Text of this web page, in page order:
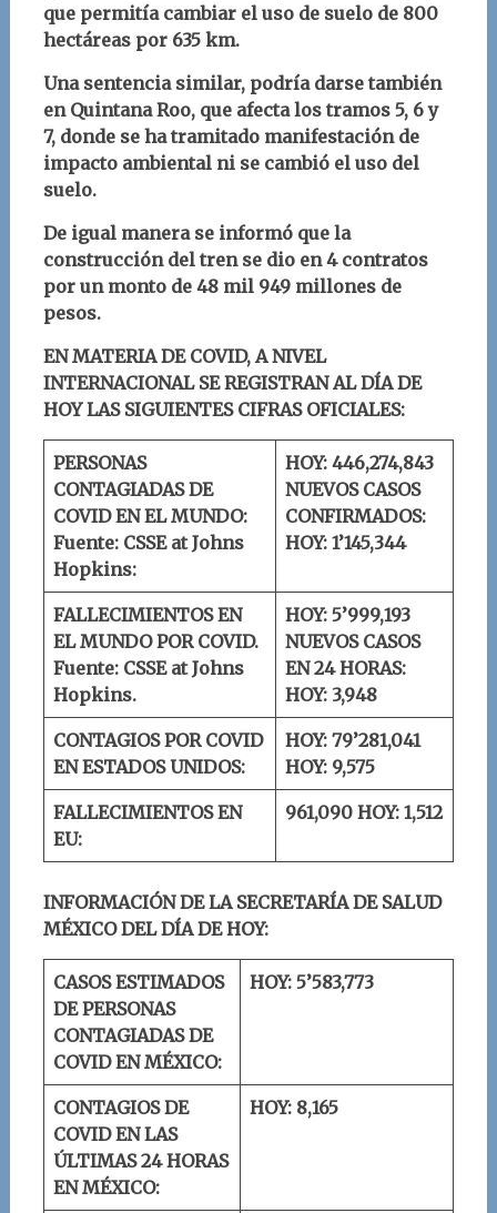
que permitía cambiar el uso de suelo de 800
hectáreas por 635 km.
Una sentencia similar, podría darse también
en Quintana Roo, que afecta los tramos 5, 6 y
7, donde se ha tramitado manifestación de
impacto ambiental ni se cambió el uso del
suelo.
De igual manera se informó que la
construcción del tren se dio en 4 contratos
por un monto de 48 mil 949 millones de
pesos.
EN MATERIA DE COVID, A NIVEL
INTERNACIONAL SE REGISTRAN AL DÍA DE
HOY LAS SIGUIENTES CIFRAS OFICIALES:
PERSONAS
CONTAGIADAS DE
COVID EN EL MUNDO:
Fuente: CSSE at Johns
Hopkins:
HOY: 446,274,843
NUEVOS CASOS
CONFIRMADOS:
HOY: 1’145,344
FALLECIMIENTOS EN
EL MUNDO POR COVID.
Fuente: CSSE at Johns
Hopkins.
HOY: 5’999,193
NUEVOS CASOS
EN 24 HORAS:
HOY: 3,948
CONTAGIOS POR COVID
EN ESTADOS UNIDOS:
HOY: 79’281,041
HOY: 9,575
FALLECIMIENTOS EN
EU:
961,090 HOY: 1,512
INFORMACIÓN DE LA SECRETARÍA DE SALUD
MÉXICO DEL DÍA DE HOY:
CASOS ESTIMADOS
DE PERSONAS
CONTAGIADAS DE
COVID EN MÉXICO:
HOY: 5’583,773
CONTAGIOS DE
COVID EN LAS
ÚLTIMAS 24 HORAS
EN MÉXICO:
HOY: 8,165